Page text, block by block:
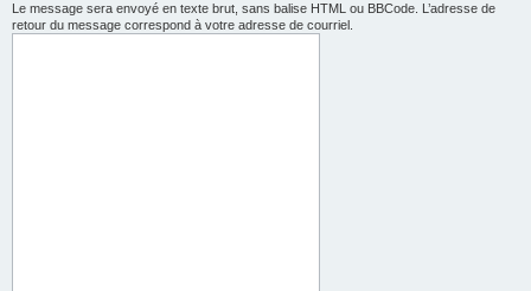
Le message sera envoyé en texte brut, sans balise HTML ou BBCode. L’adresse de
retour du message correspond à votre adresse de courriel.